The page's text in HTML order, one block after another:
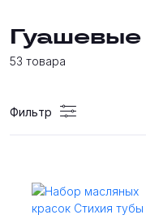
Гуашевые
53 товара
Фильтр